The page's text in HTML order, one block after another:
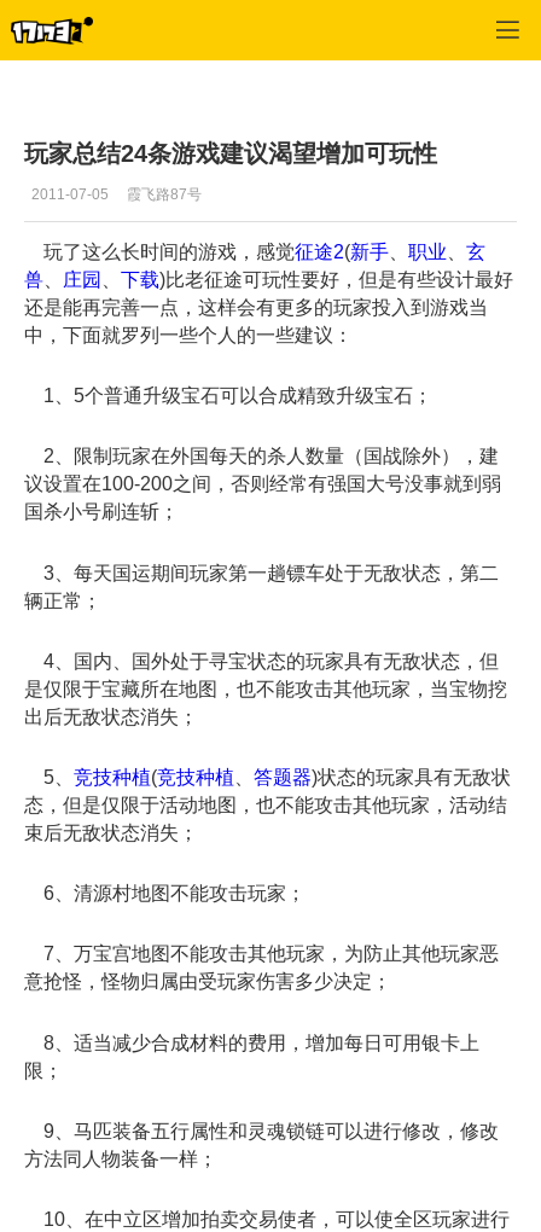
玩家总结24条游戏建议渴望增加可玩性
2011-07-05 霞飞路87号
玩了这么长时间的游戏，感觉征途2(新手 职业
玄
兽
庄园 下载)比老征途可玩性要好，但是有些设计最好
还是能再完善一点，这样会有更多的玩家投入到游戏当
中，下面就罗列一些个人的一些建议：
1、5个普通升级宝石可以合成精致升级宝石；
2、限制玩家在外国每天的杀人数量（国战除外），建
议设置在100-200之间，否则经常有强国大号没事就到弱
国杀小号刷连斩；
3、每天国运期间玩家第一趟镖车处于无敌状态，第二
辆正常；
4、国内、国外处于寻宝状态的玩家具有无敌状态，但
是仅限于宝藏所在地图，也不能攻击其他玩家，当宝物挖
出后无敌状态消失；
5、 竞技种植(竞技种植 答题器)状态的玩家具有无敌状
态，但是仅限于活动地图，也不能攻击其他玩家，活动结
束后无敌状态消失；
6、清源村地图不能攻击玩家；
7、万宝宫地图不能攻击其他玩家，为防止其他玩家恶
意抢怪，怪物归属由受玩家伤害多少决定；
8、适当减少合成材料的费用，增加每日可用银卡上
限；
9、马匹装备五行属性和灵魂锁链可以进行修改，修改
方法同人物装备一样；
10、在中立区增加拍卖交易使者，可以使全区玩家进行